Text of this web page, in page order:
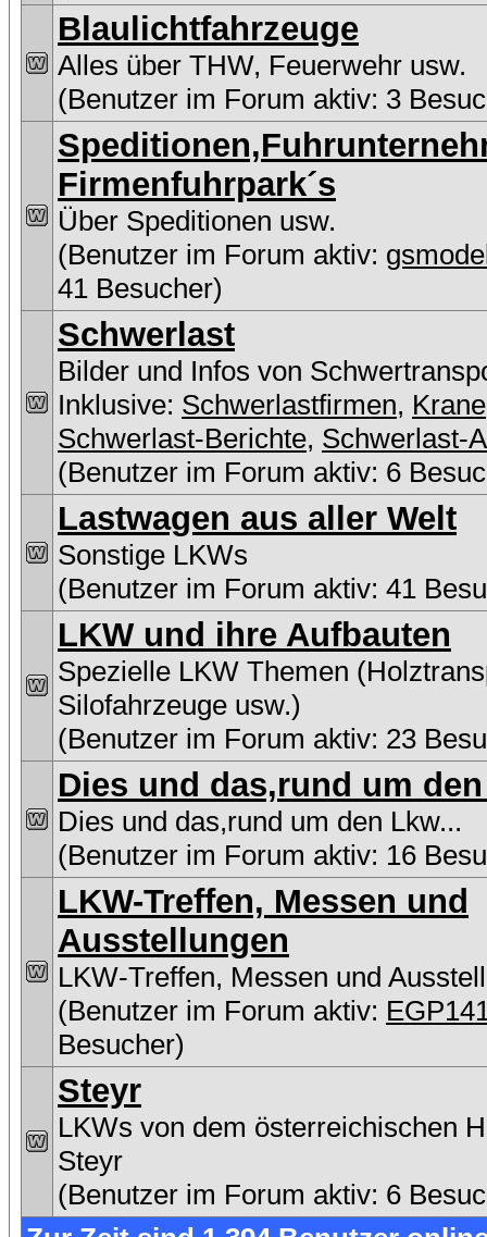
Blaulichtfahrzeuge
Alles über THW, Feuerwehr usw.
(Benutzer im Forum aktiv: 3
Firmenfuhrpark´s
Über Speditionen usw.
(Benutzer im Forum aktiv:
41 Besucher)
Schwerlast
Bilder und Infos von
Inklusive: Schwerlastfirmen, Krane
Schwerlast-Berichte, Schwerlast-
(Benutzer im Forum aktiv: 6
Lastwagen aus aller Welt
Sonstige LKWs
(Benutzer im Forum aktiv: 41
LKW und ihre Aufbauten
Spezielle LKW Themen
Silofahrzeuge usw.)
(Benutzer im Forum aktiv: 23
Dies und das,rund um
Dies und das,rund um den Lkw...
(Benutzer im Forum aktiv: 16
LKW-Treffen, Messen und
Ausstellungen
LKW-Treffen, Messen und
(Benutzer im Forum aktiv:
Besucher)
Steyr
LKWs von dem österreichischen
Steyr
(Benutzer im Forum aktiv: 6